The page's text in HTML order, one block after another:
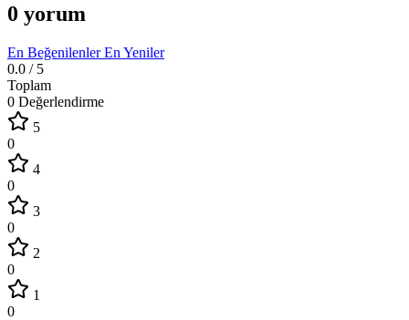
0 yorum
En BeğenilenlerEn Yeniler
0.0 / 5
Toplam
0 Değerlendirme
5
0
4
0
3
0
2
0
1
0